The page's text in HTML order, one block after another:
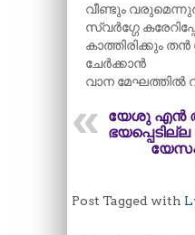
വീണ്ടും
സ്വർഗ്ഗേ
കാത്തിരിക്കും
ചേർക്കാൻ
വാന മേഘത്തിൽ
യേശു എൻ
ഭയപ്പെടില്ല
Post Tagged with